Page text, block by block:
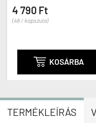
4 790 Ft
(48 / kapszula)
 KOSÁRBA
TERMÉKLEÍRÁS